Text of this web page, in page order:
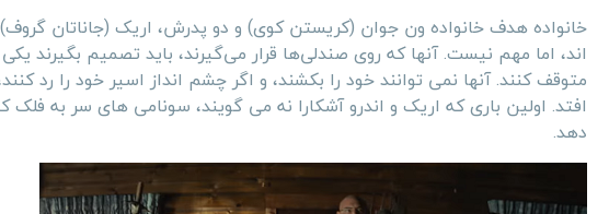
خانواده هدف خانواده ون جوان (کریستن کوی) و دو پدرش، اریک (جاناتان
اند، اما مهم نیست. آنها که روی صندلی‌ها قرار می‌گیرند، باید تصمیم بگیرند
متوقف کنند. آنها نمی توانند خود را بکشند، و اگر چشم انداز اسیر خود را رد
افتد. اولین باری که اریک و اندرو آشکارا نه می گویند، سونامی های سر به
دهد.